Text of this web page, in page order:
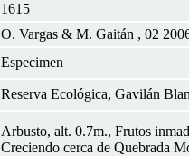
1615
O. Vargas & M. Gaitán , 02
Especimen
Reserva Ecológica, Gavilán
Arbusto, alt. 0.7m., Frutos
Creciendo cerca de Quebrada